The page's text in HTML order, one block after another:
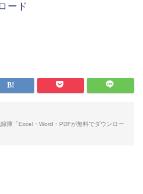
ード
簿「Excel・Word・PDFが無料でダウンロー